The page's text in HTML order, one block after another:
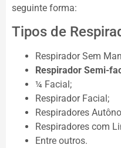
seguinte forma:
Tipos de
Respirador Sem
Respirador Semi-
¼ Facial;
Respirador Facial;
Respiradores
Respiradores com
Entre outros.